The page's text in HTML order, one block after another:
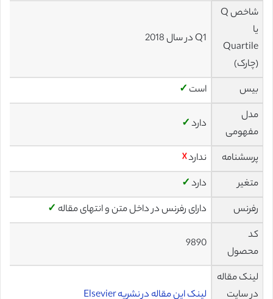
شاخص Q
یا
Quartile
(چارک)
Q1 در سال 2018
بیس است ✓
مدل
مفهومی
دارد✓
پرسشنامه ندارد☓
متغیر
دارد✓
رفرنس
دارای رفرنس در داخل متن و انتهای مقاله ✓
کد
محصول
9890
لینک مقاله
در سایت
لینک این مقاله در نشریه Elsevier